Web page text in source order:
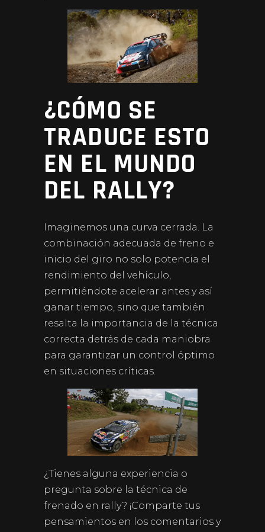
¿CÓMO SE
TRADUCE ESTO
EN EL MUNDO
DEL RALLY?
Imaginemos una curva cerrada. La
combinación adecuada de freno e
inicio del giro no solo potencia el
rendimiento del vehículo,
permitiéndote acelerar antes y así
ganar tiempo, sino que también
resalta la importancia de la técnica
correcta detrás de cada maniobra
para garantizar un control óptimo
en situaciones críticas.
¿Tienes alguna experiencia o
pregunta sobre la técnica de
frenado en rally? ¡Comparte tus
pensamientos en los comentarios y